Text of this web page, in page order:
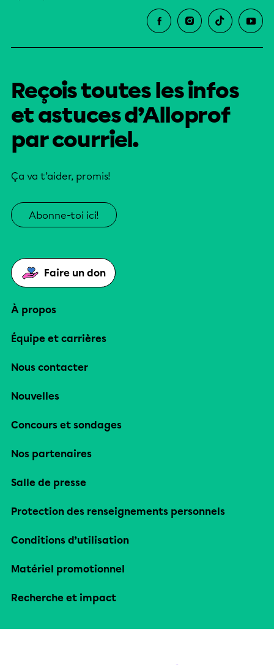
Reçois toutes les infos
et astuces d’Alloprof
par courriel.
Ça va t’aider, promis!
Abonne-toi ici!
Faire un don
À propos
Équipe et carrières
Nous contacter
Nouvelles
Concours et sondages
Nos partenaires
Salle de presse
Protection des renseignements personnels
Conditions d’utilisation
Matériel promotionnel
Recherche et impact